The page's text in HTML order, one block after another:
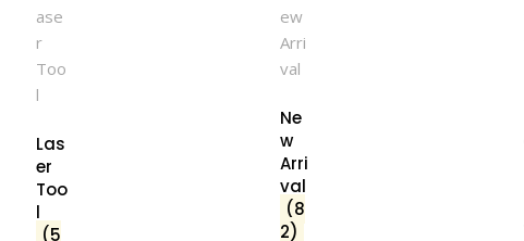
Las
er
Too
l
(5
Ne
w
Arri
val
(8
2)